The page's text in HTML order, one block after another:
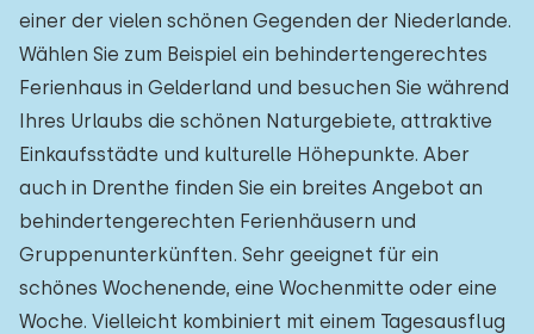
einer der vielen schönen Gegenden der Niederlande.
Wählen Sie zum Beispiel ein behindertengerechtes
Ferienhaus in Gelderland und besuchen Sie während
Ihres Urlaubs die schönen Naturgebiete, attraktive
Einkaufsstädte und kulturelle Höhepunkte. Aber
auch in Drenthe finden Sie ein breites Angebot an
behindertengerechten Ferienhäusern und
Gruppenunterkünften. Sehr geeignet für ein
schönes Wochenende, eine Wochenmitte oder eine
Woche. Vielleicht kombiniert mit einem Tagesausflug